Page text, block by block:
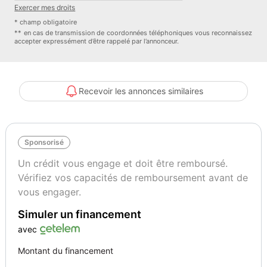
- detecteur de pluie : oui
- feux de circulation diurne : oui
- feux led : oui
- gps couleur : oui
- jantes : aluminium
- prise-12v : oui
- radar obstacle arriere : oui
- radar obstacle avant : oui
- regulateur de vitesse : oui
- retroviseur interieur electrochrome : oui
- retroviseurs electriques : oui
- stop start : oui
- vitres surteintees : oui
SOUS RESERVE DES EQUIPEMENTS DE SERIE
Exercer mes droits
* champ obligatoire
** en cas de transmission de coordonnées téléphoniques vous reconnaissez
accepter expressément d’être rappelé par l’annonceur.
Recevoir les annonces similaires
Sponsorisé
Un crédit vous engage et doit être remboursé.
Vérifiez vos capacités de remboursement avant de
vous engager.
Simuler un financement
avec
Montant du financement